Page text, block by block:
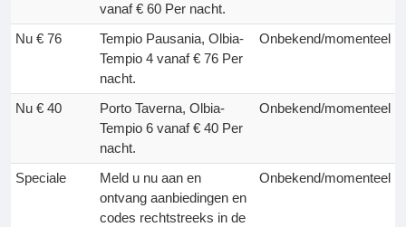
vanaf € 60 Per nacht.
Nu € 76
Tempio Pausania, Olbia-
Tempio 4 vanaf € 76 Per
nacht.
Onbekend/momenteel
Nu € 40
Porto Taverna, Olbia-
Tempio 6 vanaf € 40 Per
nacht.
Onbekend/momenteel
Speciale
Meld u nu aan en
ontvang aanbiedingen en
codes rechtstreeks in de
Onbekend/momenteel